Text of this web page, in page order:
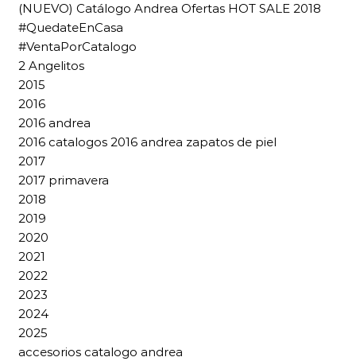
(NUEVO) Catálogo Andrea Ofertas HOT SALE 2018
#QuedateEnCasa
#VentaPorCatalogo
2 Angelitos
2015
2016
2016 andrea
2016 catalogos 2016 andrea zapatos de piel
2017
2017 primavera
2018
2019
2020
2021
2022
2023
2024
2025
accesorios catalogo andrea